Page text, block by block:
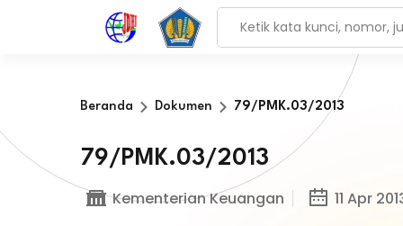
Beranda Dokumen 79/PMK.03/2013
79/PMK.03/2013
Kementerian Keuangan 11 Apr